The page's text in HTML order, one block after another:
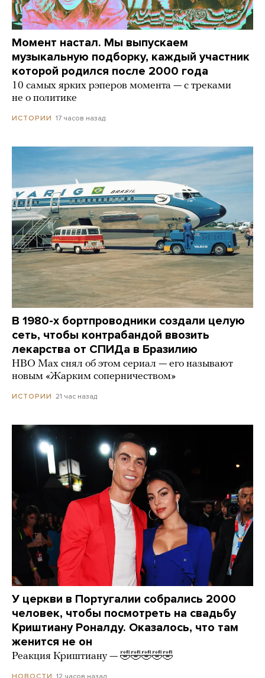
Момент настал. Мы выпускаем
музыкальную подборку, каждый участник
которой родился после 2000 года
10 самых ярких рэперов момента — с треками
не о политике
ИСТОРИИ 17 часов назад
В 1980-х бортпроводники создали целую
сеть, чтобы контрабандой ввозить
лекарства от СПИДа в Бразилию
HBO Max снял об этом сериал — его называют
новым «Жарким соперничеством»
ИСТОРИИ 21 час назад
У церкви в Португалии собрались 2000
человек, чтобы посмотреть на свадьбу
Криштиану Роналду. Оказалось, что там
женится не он
Реакция Криштиану — 🤣🤣🤣🤣🤣